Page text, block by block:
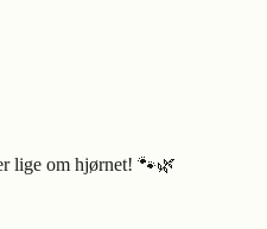
lige om hjørnet! 🐾🌿